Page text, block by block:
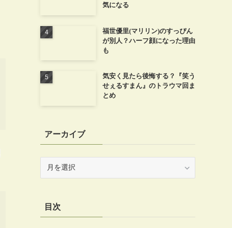
気になる
福世優里(マリリン)のすっぴん
が別人？ハーフ顔になった理由
も
気安く見たら後悔する？『笑う
せぇるすまん』のトラウマ回ま
とめ
アーカイブ
ブ目次